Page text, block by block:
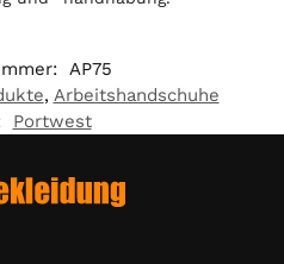
AP75
, Arbeitshandschuhe
Portwest